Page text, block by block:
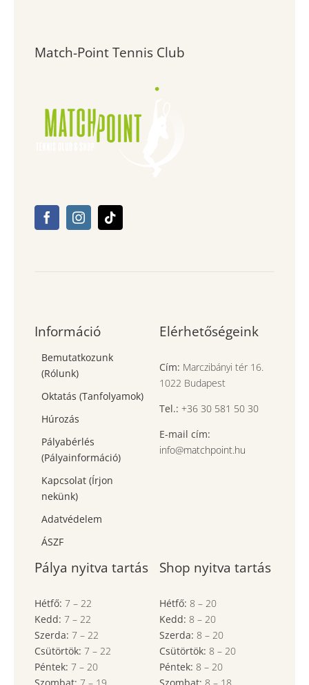
Match-Point Tennis Club
Információ
Bemutatkozunk
(Rólunk)
Oktatás (Tanfolyamok)
Húrozás
Pályabérlés
(Pályainformáció)
Kapcsolat (Írjon
nekünk)
Adatvédelem
ÁSZF
Elérhetőségeink
Cím: Marczibányi tér 16.
1022 Budapest
Tel.: +36 30 581 50 30
E-mail cím:
info@matchpoint.hu
Pálya nyitva tartás
Hétfő: 7 – 22
Kedd: 7 – 22
Szerda: 7 – 22
Csütörtök: 7 – 22
Péntek: 7 – 20
Shop nyitva tartás
Hétfő: 8 – 20
Kedd: 8 – 20
Szerda: 8 – 20
Csütörtök: 8 – 20
Péntek: 8 – 20